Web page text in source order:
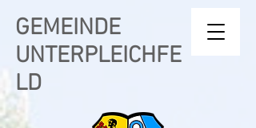
GEMEINDE
UNTERPLEICHFE
LD